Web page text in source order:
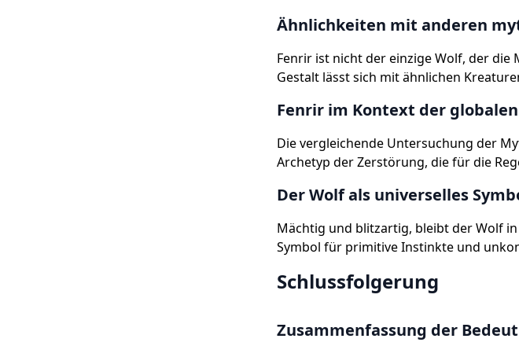
Ähnlichkeiten mit anderen
Fenrir ist nicht der einzige Wolf, der
Gestalt lässt sich mit ähnlichen
Fenrir im Kontext der
Die vergleichende Untersuchung der
Archetyp der Zerstörung, die für die
Der Wolf als universelles
Mächtig und blitzartig, bleibt der Wolf
Symbol für primitive Instinkte und
Schlussfolgerung
Zusammenfassung der